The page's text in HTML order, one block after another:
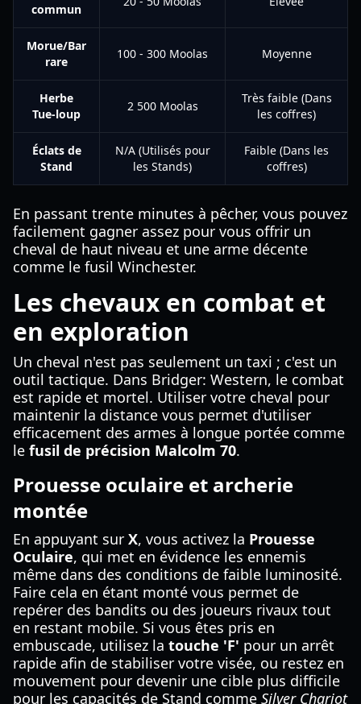
commun
Morue/Bar
rare
100 - 300 Moolas Moyenne
Herbe
Tue-loup
2 500 Moolas
Très faible (Dans
les coffres)
Éclats de
Stand
N/A (Utilisés pour
les Stands)
Faible (Dans les
coffres)
En passant trente minutes à pêcher, vous pouvez
facilement gagner assez pour vous offrir un
cheval de haut niveau et une arme décente
comme le fusil Winchester.
Les chevaux en combat et
en exploration
Un cheval n'est pas seulement un taxi ; c'est un
outil tactique. Dans Bridger: Western, le combat
est rapide et mortel. Utiliser votre cheval pour
maintenir la distance vous permet d'utiliser
efficacement des armes à longue portée comme
le fusil de précision Malcolm 70.
Prouesse oculaire et archerie
montée
En appuyant sur X, vous activez la Prouesse
Oculaire, qui met en évidence les ennemis
même dans des conditions de faible luminosité.
Faire cela en étant monté vous permet de
repérer des bandits ou des joueurs rivaux tout
en restant mobile. Si vous êtes pris en
embuscade, utilisez la touche 'F' pour un arrêt
rapide afin de stabiliser votre visée, ou restez en
mouvement pour devenir une cible plus difficile
pour les capacités de Stand comme Silver Chariot